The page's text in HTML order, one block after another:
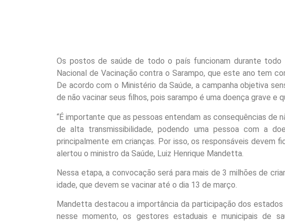
Os postos de saúde de todo o país funcionam durante todo
Nacional de Vacinação contra o Sarampo, que este ano tem
De acordo com o Ministério da Saúde, a campanha objetiva
de não vacinar seus filhos, pois sarampo é uma doença grave e
“É importante que as pessoas entendam as consequências de
de alta transmissibilidade, podendo uma pessoa com a
principalmente em crianças. Por isso, os responsáveis devem
alertou o ministro da Saúde, Luiz Henrique Mandetta.
Nessa etapa, a convocação será para mais de 3 milhões de
idade, que devem se vacinar até o dia 13 de março.
Mandetta destacou a importância da participação dos
nesse momento, os gestores estaduais e municipais de